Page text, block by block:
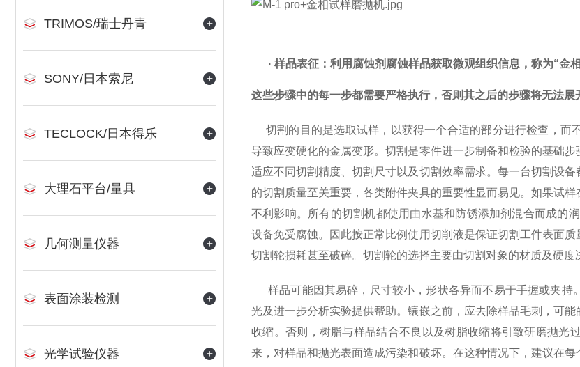
TRIMOS/瑞士丹青
SONY/日本索尼
TECLOCK/日本得乐
大理石平台/量具
几何测量仪器
表面涂装检测
光学试验仪器
· 样品表征：利用腐蚀剂腐蚀样品获取微观组织信息，称为“金
这些步骤中的每一步都需要严格执行，否则其之后的步骤将无法展
切割的目的是选取试样，以获得一个合适的部分进行检查，
导致应变硬化的金属变形。切割是零件进一步制备和检验的基础
适应不同切割精度、切割尺寸以及切割效率需求。每一台切割设
的切割质量至关重要，各类附件夹具的重要性显而易见。如果试
不利影响。所有的切割机都使用由水基和防锈添加剂混合而成的
设备免受腐蚀。因此按正常比例使用切削液是保证切割工件表面
切割轮损耗甚至破碎。切割轮的选择主要由切割对象的材质及硬度
样品可能因其易碎，尺寸较小，形状各异而不易于手握或夹
光及进一步分析实验提供帮助。镶嵌之前，应去除样品毛刺，可
收缩。否则，树脂与样品结合不良以及树脂收缩将引致研磨抛光
来，对样品和抛光表面造成污染和破坏。在这种情况下，建议在